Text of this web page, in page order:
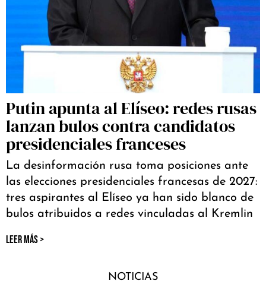
Putin apunta al Elíseo: redes rusas
lanzan bulos contra candidatos
presidenciales franceses
La desinformación rusa toma posiciones ante
las elecciones presidenciales francesas de 2027:
tres aspirantes al Elíseo ya han sido blanco de
bulos atribuidos a redes vinculadas al Kremlin
LEER MÁS >
NOTICIAS